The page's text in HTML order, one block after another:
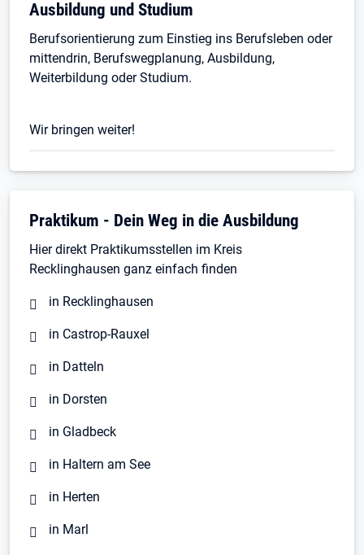
Ausbildung und Studium
Berufsorientierung zum Einstieg ins Berufsleben oder
mittendrin, Berufswegplanung, Ausbildung,
Weiterbildung oder Studium.
Wir bringen weiter!
Praktikum - Dein Weg in die Ausbildung
Hier direkt Praktikumsstellen im Kreis
Recklinghausen ganz einfach finden
in Recklinghausen
in Castrop-Rauxel
in Datteln
in Dorsten
in Gladbeck
in Haltern am See
in Herten
in Marl